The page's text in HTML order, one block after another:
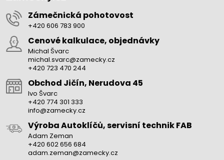
Zámečnická pohotovost
+420 606 783 900
Cenové kalkulace, objednávky
Michal Švarc
michal.svarc@zamecky.cz
+420 723 470 244
Obchod Jičín, Nerudova 45
Ivo Švarc
+420 774 301 333
info@zamecky.cz
Výroba Autoklíčů, servisní technik FAB
Adam Zeman
+420 602 656 684
adam.zeman@zamecky.cz